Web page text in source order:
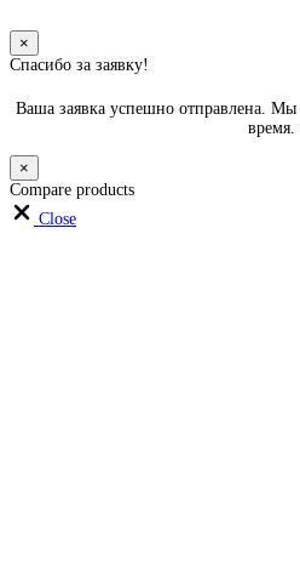
×
Спасибо за заявку!
Ваша заявка успешно отправлена.
время.
×
Compare products
Close